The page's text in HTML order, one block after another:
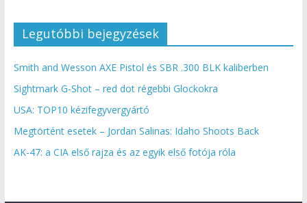
Legutóbbi bejegyzések
Smith and Wesson AXE Pistol és SBR .300 BLK kaliberben
Sightmark G-Shot – red dot régebbi Glockokra
USA: TOP10 kézifegyvergyártó
Megtörtént esetek – Jordan Salinas: Idaho Shoots Back
AK-47: a CIA első rajza és az egyik első fotója róla